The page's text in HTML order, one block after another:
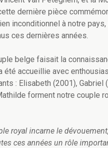
dernière pièce
inconditionnel à notre
ces dernières années.
belge faisait la
été accueillie avec
: Elisabeth (2001), Gabriel
forment notre couple
royal incarne le
ces années un rôle